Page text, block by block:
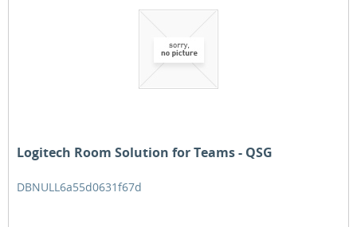
Logitech Room Solution for Teams - QSG
DBNULL6a55d0631f67d